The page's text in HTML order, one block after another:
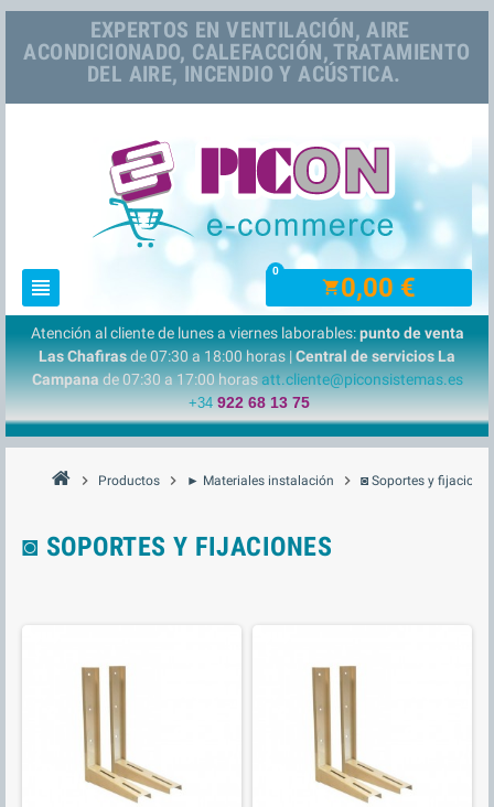
EXPERTOS EN VENTILACIÓN, AIRE
ACONDICIONADO, CALEFACCIÓN, TRATAMIENTO
DEL AIRE, INCENDIO Y ACÚSTICA.
view_headline shopping_cart0,00 €
0
Atención al cliente de lunes a viernes laborables:punto de venta
Las Chafirasde 07:30 a 18:00 horas |Central de servicios La
Campanade 07:30 a 17:00 horasatt.cliente@piconsistemas.es
+34 922 68 13 75
chevron_right Productos chevron_right ► Materiales instalación chevron_right ◙ Soportes y fijaciones
◙ SOPORTES Y FIJACIONES